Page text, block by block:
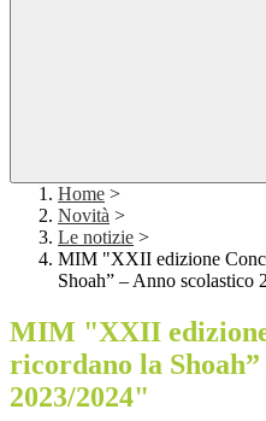
Home >
Novità >
Le notizie >
MIM "XXII edizione
Shoah” – Anno scolastico
MIM "XXII
ricordano la Shoah”
2023/2024"